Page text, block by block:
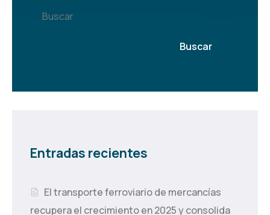
Buscar
Buscar
Entradas recientes
El transporte ferroviario de mercancías
recupera el crecimiento en 2025 y consolida